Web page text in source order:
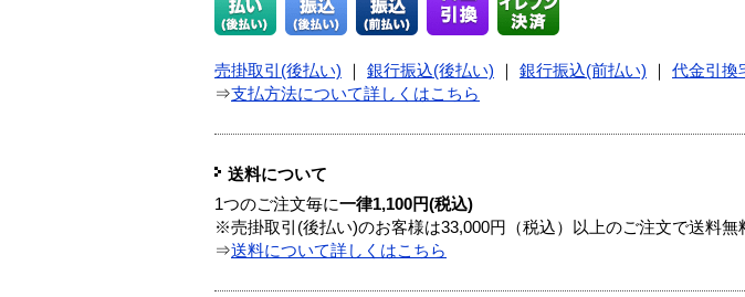
売掛取引(後払い) 銀行振込(後払い) 銀行振込(前払い) 代金引換
⇒支払方法について詳しくはこちら
送料について
1つのご注文毎に一律1,100円(税込)
※売掛取引(後払い)のお客様は33,000円（税込）以上のご注文で送料無
⇒送料について詳しくはこちら